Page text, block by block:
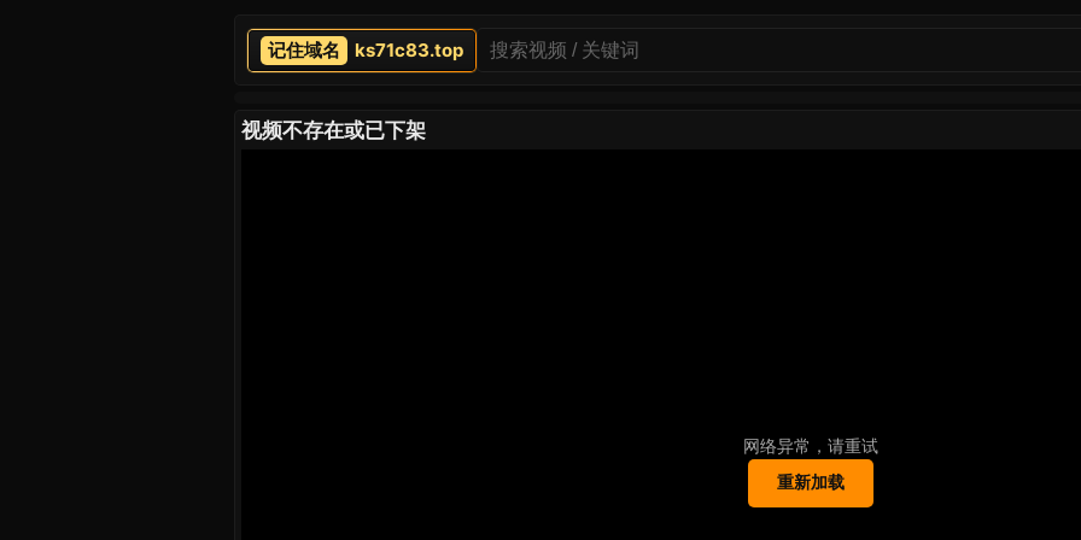
ks71c83.top
视频不存在或已下架
网络异常，请重试
重新加载